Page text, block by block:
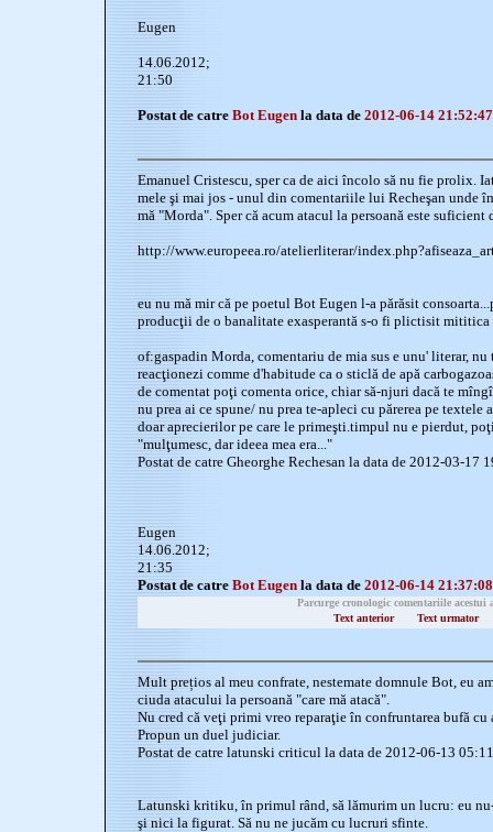
Eugen
14.06.2012;
21:50
Postat de catre Bot Eugen la data de 2012-06-14 21:52:47
Emanuel Cristescu, sper ca de aici încolo să nu fie prolix.
mele şi mai jos - unul din comentariile lui Recheşan unde
mă "Morda". Sper că acum atacul la persoană este
http://www.europeea.ro/atelierliterar/
eu nu mă mir că pe poetul Bot Eugen l-a părăsit
producţii de o banalitate exasperantă s-o fi plictisit
of:gaspadin Morda, comentariu de mia sus e unu' literar, nu
reacţionezi comme d'habitude ca o sticlă de apă
de comentat poţi comenta orice, chiar să-njuri dacă te
nu prea ai ce spune/ nu prea te-apleci cu părerea pe
doar aprecierilor pe care le primeşti.timpul nu e pierdut,
"mulţumesc, dar ideea mea era..."
Postat de catre Gheorghe Rechesan la data de 2012-03-17
Eugen
14.06.2012;
21:35
Postat de catre Bot Eugen la data de 2012-06-14 21:37:08
Parcurge cronologic comentariile acestui
Text anterior
Text urmator
Mult prețios al meu confrate, nestemate domnule Bot, eu
ciuda atacului la persoană "care mă atacă".
Nu cred că veţi primi vreo reparaţie în confruntarea bufă cu
Propun un duel judiciar.
Postat de catre latunski criticul la data de 2012-06-13
Latunski kritiku, în primul rând, să lămurim un lucru: eu
şi nici la figurat. Să nu ne jucăm cu lucruri sfinte.